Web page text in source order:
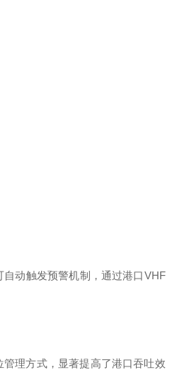
动触发预警机制，通过港口VHF
理方式，显著提高了港口吞吐效